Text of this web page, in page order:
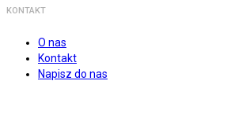
KONTAKT
O nas
Kontakt
Napisz do nas